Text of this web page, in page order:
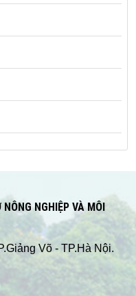
NGHIỆP VÀ MÔI
Võ - TP.Hà Nội.